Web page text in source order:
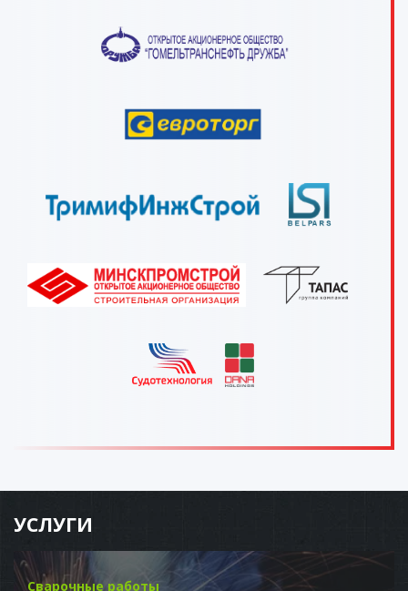
УСЛУГИ
Сварочные работы